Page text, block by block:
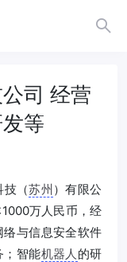
司 经营
等
技（苏州）有限公
万人民币，经
与信息安全软件
；智能机器人 的研